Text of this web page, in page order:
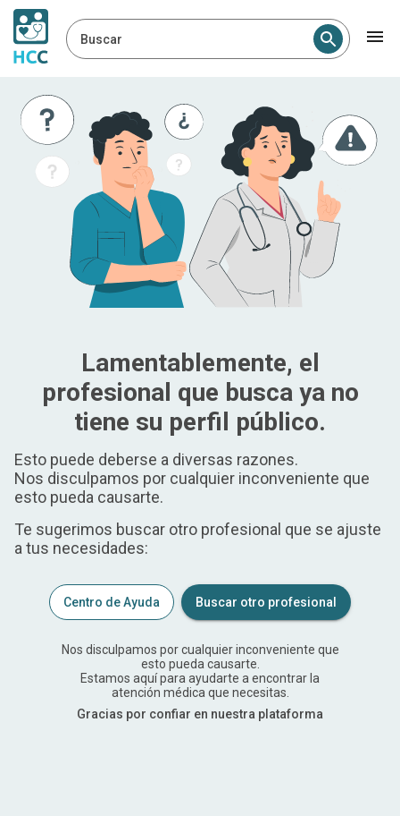
Buscar
Lamentablemente, el
profesional que busca ya no
tiene su perfil público.
Esto puede deberse a diversas razones.
Nos disculpamos por cualquier inconveniente que
esto pueda causarte.
Te sugerimos buscar otro profesional que se ajuste
a tus necesidades:
Centro de Ayuda Buscar otro profesional
Nos disculpamos por cualquier inconveniente que
esto pueda causarte.
Estamos aquí para ayudarte a encontrar la
atención médica que necesitas.
Gracias por confiar en nuestra plataforma